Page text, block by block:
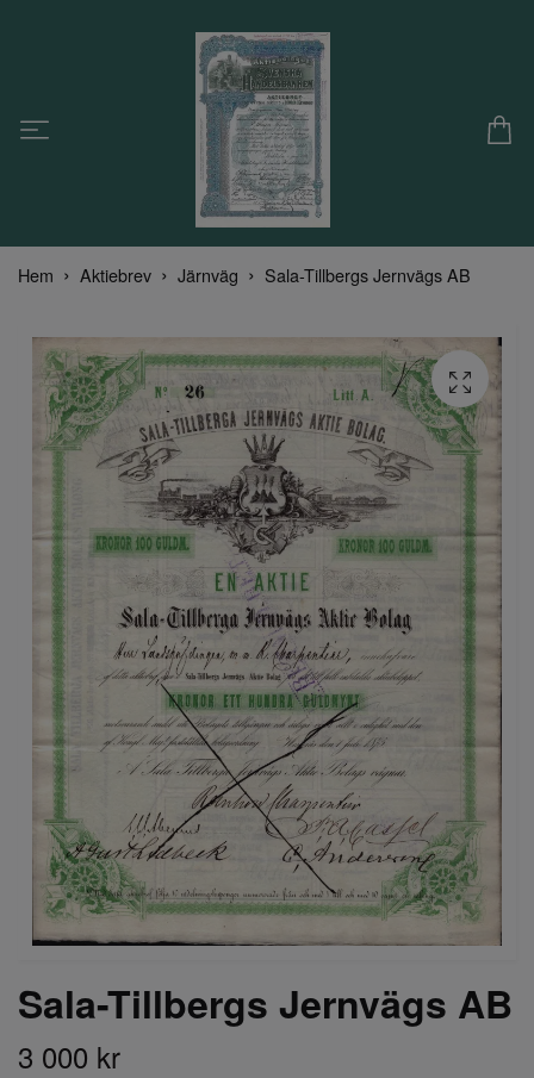
Hem Aktiebrev Järnväg Sala-Tillbergs Jernvägs AB
Sala-Tillbergs Jernvägs AB
3 000 kr